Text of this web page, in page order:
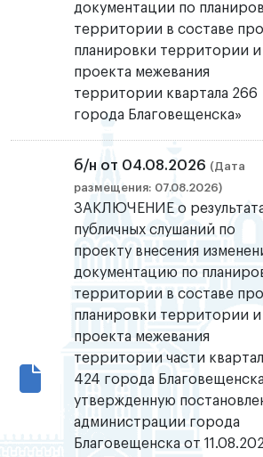
документации по
территории в составе
планировки территории и
проекта межевания
территории квартала 266
города Благовещенска»
б/н от 04.08.2026 (Дата
размещения: 07.08.2026)
ЗАКЛЮЧЕНИЕ о
публичных слушаний по
проекту внесения
документацию по
территории в составе
планировки территории и
проекта межевания
территории части
424 города
утвержденную
администрации города
Благовещенска от